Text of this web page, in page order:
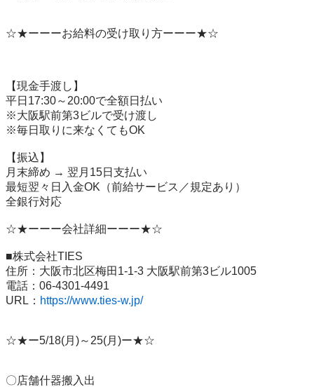
☆★ーーーお給料の受け取り方ーーー★☆
【現金手渡し】
平日17:30～20:00で全額日払い
※大阪駅前第3ビルで受け渡し
※毎日取りに来なくてもOK
【振込】
月末締め → 翌月15日支払い
最短翌々日入金OK（前給サービス／規定あり）
全銀行対応
☆★ーーー会社詳細ーーー★☆
■株式会社TIES
住所：大阪市北区梅田1-1-3 大阪駅前第3ビル1005
電話：06-4301-4491
URL： https://www.ties-w.jp/
☆★ー5/18(月)～25(月)ー★☆
〇店舗什器搬入出